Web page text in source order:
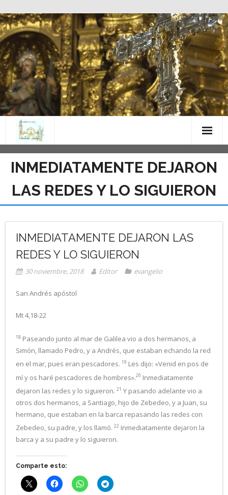
Saltar
al
contenido
INMEDIATAMENTE DEJARON
LAS REDES Y LO SIGUIERON
INMEDIATAMENTE DEJARON LAS
REDES Y LO SIGUIERON
30 noviembre, 2018 Editor evangelio
San Andrés apóstol
Mt 4,18-22
18 Paseando junto al mar de Galilea vio a dos hermanos, a
Simón, llamado Pedro, y a Andrés, que estaban echando la red
en el mar, pues eran pescadores. 19 Les dijo: «Venid en pos de
mí y os haré pescadores de hombres».20 Inmediatamente
dejaron las redes y lo siguieron. 21 Y pasando adelante vio a
otros dos hermanos, a Santiago, hijo de Zebedeo, y a Juan, su
hermano, que estaban en la barca repasando las redes con
Zebedeo, su padre, y los llamó. 22 Inmediatamente dejaron la
barca y a su padre y lo siguieron.
Comparte esto: